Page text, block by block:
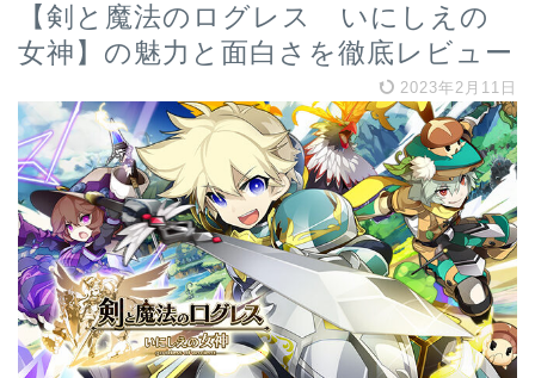
【剣と魔法のログレス いにしえの
女神】の魅力と面白さを徹底レビュー
2023年2月11日